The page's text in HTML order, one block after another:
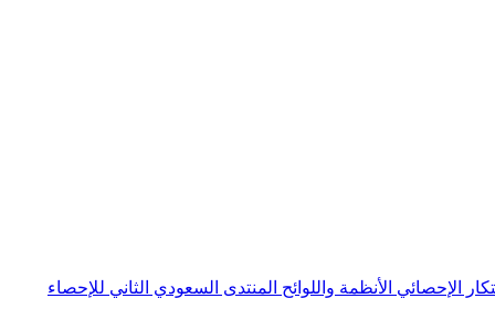
الإحصائي الأنظمة واللوائح المنتدى السعودي الثاني للإحصاء